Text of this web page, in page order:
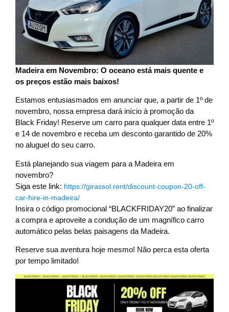
Madeira em Novembro: O oceano está mais quente e
os preços estão mais baixos!
Estamos entusiasmados em anunciar que, a partir de 1º de
novembro, nossa empresa dará início à promoção da
Black Friday! Reserve um carro para qualquer data entre 1º
e 14 de novembro e receba um desconto garantido de 20%
no aluguel do seu carro.
Está planejando sua viagem para a Madeira em
novembro?
Siga este link: https://girassol.rent/discount-coupon-20-off-
car-hire-in-madeira/
Insira o código promocional “BLACKFRIDAY20” ao finalizar
a compra e aproveite a condução de um magnífico carro
automático pelas belas paisagens da Madeira.
Reserve sua aventura hoje mesmo! Não perca esta oferta
por tempo limitado!